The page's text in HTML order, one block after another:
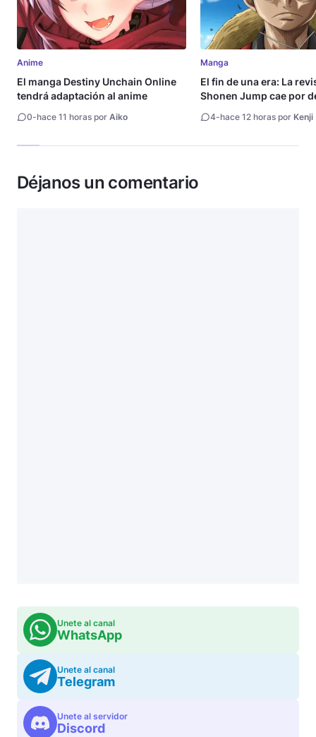
Anime
El manga Destiny Unchain Online
tendrá adaptación al anime
0-hace 11 horas por Aiko
Manga
El fin de una era: La
Shonen Jump cae por
4-hace 12 horas por Kenji
Déjanos un comentario
Unete al canal
WhatsApp
Unete al canal
Telegram
Unete al servidor
Discord